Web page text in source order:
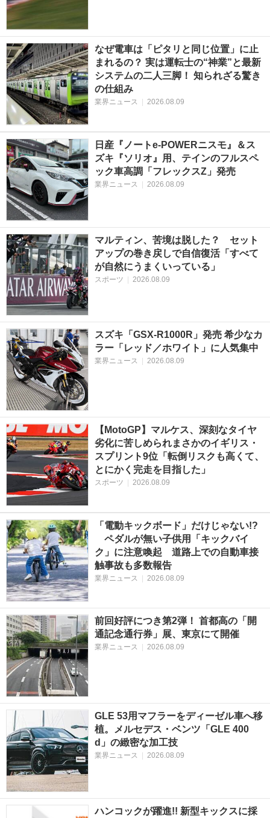
なぜ電車は「ピタリと同じ位置」に止
まれるの？ 実は運転士の“神業”と最新
システムの二人三脚！ 知られざる驚き
の仕組み
業界ニュース | 2026.08.09
日産『ノートe-POWERニスモ』＆ス
ズキ『ソリオ』用、テインのフルスペ
ック車高調「フレックスZ」発売
業界ニュース | 2026.08.09
マルティン、苦境は脱した？ セット
アップの巻き戻しで自信復活「すべて
が自然にうまくいっている」
スポーツ | 2026.08.09
スズキ「GSX-R1000R」発売 希少なカ
ラー「レッド／ホワイト」に人気集中
業界ニュース 2026.08.09
【MotoGP】マルケス、深刻なタイヤ
劣化に苦しめられまさかのイギリス・
スプリント9位「転倒リスクも高くて、
とにかく完走を目指した」
スポーツ 2026.08.09
「電動キックボード」だけじゃない!?
ペダルが無い子供用「キックバイ
ク」に注意喚起 道路上での自動車接
触事故も多数報告
業界ニュース 2026.08.09
前回好評につき第2弾！ 首都高の「開
通記念通行券」展、東京にて開催
業界ニュース 2026.08.09
GLE 53用マフラーをディーゼル車へ移
植。メルセデス・ベンツ「GLE 400
d」の緻密な加工技
業界ニュース 2026.08.09
ハンコックが躍進!! 新型キックスに採